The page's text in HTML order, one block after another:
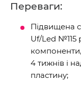
Переваги:
Підвищена
Uf/Led №115
4 тижнів і
пластину;